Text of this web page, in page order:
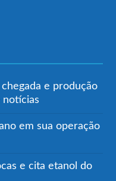
e produção
notícias
em sua operação
e cita etanol do